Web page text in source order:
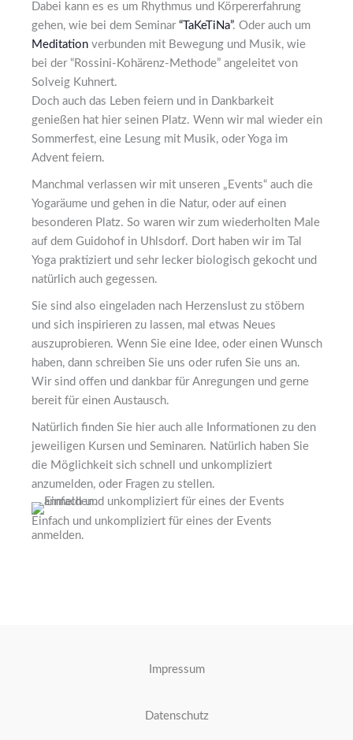
Dabei kann es es um Rhythmus und Körpererfahrung
gehen, wie bei dem Seminar “TaKeTiNa”. Oder auch um
Meditationverbunden mit Bewegung und Musik, wie
bei der “Rossini-Kohärenz-Methode” angeleitet von
Solveig Kuhnert.
Doch auch das Leben feiern und in Dankbarkeit
genießen hat hier seinen Platz. Wenn wir mal wieder ein
Sommerfest, eine Lesung mit Musik, oder Yoga im
Advent feiern.
Manchmal verlassen wir mit unseren „Events“ auch die
Yogaräume und gehen in die Natur, oder auf einen
besonderen Platz. So waren wir zum wiederholten Male
auf dem Guidohof in Uhlsdorf. Dort haben wir im Tal
Yoga praktiziert und sehr lecker biologisch gekocht und
natürlich auch gegessen.
Sie sind also eingeladen nach Herzenslust zu stöbern
und sich inspirieren zu lassen, mal etwas Neues
auszuprobieren. Wenn Sie eine Idee, oder einen Wunsch
haben, dann schreiben Sie uns oder rufen Sie uns an.
Wir sind offen und dankbar für Anregungen und gerne
bereit für einen Austausch.
Natürlich finden Sie hier auch alle Informationen zu den
jeweiligen Kursen und Seminaren. Natürlich haben Sie
die Möglichkeit sich schnell und unkompliziert
anzumelden, oder Fragen zu stellen.
Einfach und unkompliziert für eines der Events
anmelden.
Impressum
Datenschutz